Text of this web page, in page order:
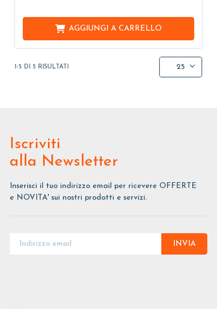
AGGIUNGI A CARRELLO
1-5 DI 5 RISULTATI 25
Iscriviti
alla Newsletter
Inserisci il tuo indirizzo email per ricevere OFFERTE
e NOVITA' sui nostri prodotti e servizi.
INVIA